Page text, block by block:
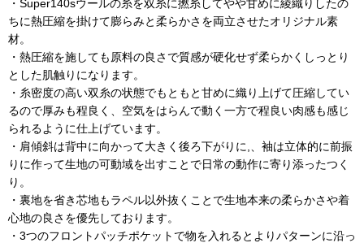
・Super140sウールの糸を双糸に撚糸してやや甘めに綾織りしたの
ちに熱圧縮を掛けて膨らみと柔らかさを両立させたオリジナル素
材。
・熱圧縮を施しても原料の良さで質感が硬化せず柔らかくしっとり
とした肌触りになります。
・糸密度の高い双糸の状態でもともと甘めに織り上げて圧縮してい
るので厚みも程良く、空気をはらんで動く一方で程良い肉感も感じ
られるように仕上げています。
・肩傾斜は背中に向かって大きく後ろ下がりに,、袖は立体的に前振
りに作って生地の可動域を出すことで日常の動作に寄り添ったつく
り。
・裏地を省き芯地もラペル以外抜くことで生地本来の柔らかさや着
心地の良さを優先しております。
・3つのフロントパッチポケットで物を入れるとよりパターンに沿っ